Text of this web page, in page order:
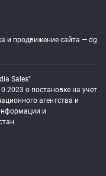
и продвижение сайта — dg
Sales"
о постановке на учет
агентства и
и